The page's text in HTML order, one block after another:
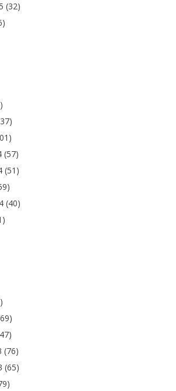
(32)
(57)
(51)
(40)
(76)
(65)